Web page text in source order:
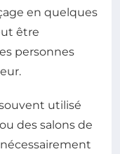
en quelques
être
personnes
utilisé
des salons de